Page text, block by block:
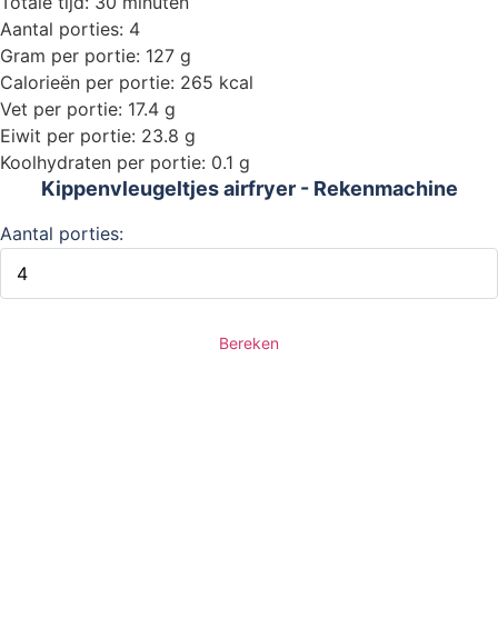
Aantal porties: 4
Gram per portie: 127 g
Calorieën per portie: 265 kcal
Vet per portie: 17.4 g
Eiwit per portie: 23.8 g
Koolhydraten per portie: 0.1 g
Kippenvleugeltjes airfryer - Rekenmachine
Aantal porties:
Bereken